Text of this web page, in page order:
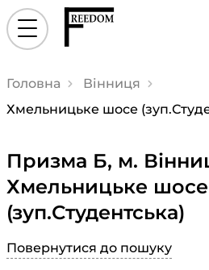
Головна
Вінниця
Хмельницьке шосе
Призма Б, м.
Хмельницьке шосе
(зуп.Студентська)
Повернутися до пошуку